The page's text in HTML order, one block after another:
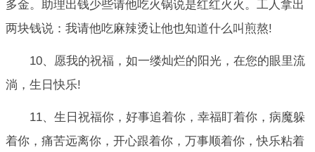
多金。助理出钱少些请他吃火锅说是红红火火。工人拿出
两块钱说：我请他吃麻辣烫让他也知道什么叫煎熬!
10、愿我的祝福，如一缕灿烂的阳光，在您的眼里流
淌，生日快乐!
11、生日祝福你，好事追着你，幸福盯着你，病魔躲
着你，痛苦远离你，开心跟着你，万事顺着你，快乐粘着